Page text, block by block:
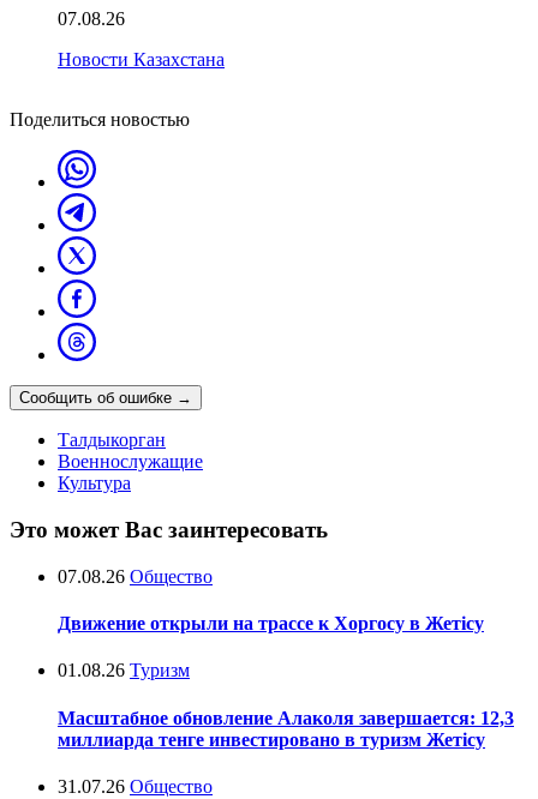
07.08.26
Новости Казахстана
Поделиться новостью
Сообщить об ошибке →
Талдыкорган
Военнослужащие
Культура
Это может Вас заинтересовать
07.08.26 Общество
Движение открыли на трассе к Хоргосу в Жетісу
01.08.26 Туризм
Масштабное обновление Алаколя завершается: 12,3
миллиарда тенге инвестировано в туризм Жетісу
31.07.26 Общество